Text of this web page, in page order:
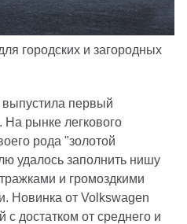
городских и загородных
первый
На рынке легкового
рода "золотой
удалось заполнить нишу
и громоздкими
Новинка от Volkswagen
достатком от среднего и